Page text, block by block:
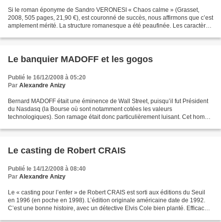
Si le roman éponyme de Sandro VERONESI « Chaos calme » (Grasset,
2008, 505 pages, 21,90 €), est couronné de succès, nous affirmons que c’est
amplement mérité. La structure romanesque a été peaufinée. Les caractères
Le banquier MADOFF et les gogos
Publié le 16/12/2008 à 05:20
Par Alexandre Anizy
Bernard MADOFF était une éminence de Wall Street, puisqu’il fut Président
du Nasdasq (la Bourse où sont notamment cotées les valeurs
technologiques). Son ramage était donc particulièrement luisant. Cet homme
Le casting de Robert CRAIS
Publié le 14/12/2008 à 08:40
Par Alexandre Anizy
Le « casting pour l’enfer » de Robert CRAIS est sorti aux éditions du Seuil
en 1996 (en poche en 1998). L’édition originale américaine date de 1992.
C’est une bonne histoire, avec un détective Elvis Cole bien planté. Efficace,